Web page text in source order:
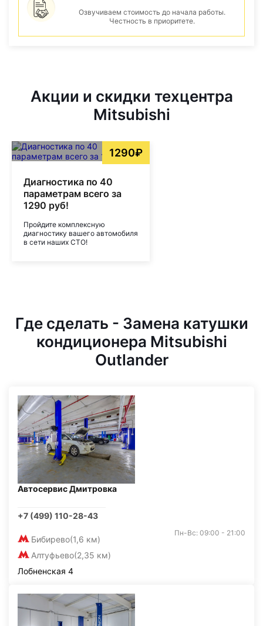
Озвучиваем стоимость до начала работы.
Честность в приоритете.
Акции и скидки техцентра
Mitsubishi
1290₽
Диагностика по 40
параметрам всего за
1290 руб!
Пройдите комплексную
диагностику вашего автомобиля
в сети наших СТО!
Где сделать - Замена катушки
кондиционера Mitsubishi
Outlander
Автосервис Дмитровка
+7 (499) 110-28-43
Бибирево(1,6 км)
Алтуфьево(2,35 км)
Пн-Вс: 09:00 - 21:00
Лобненская 4